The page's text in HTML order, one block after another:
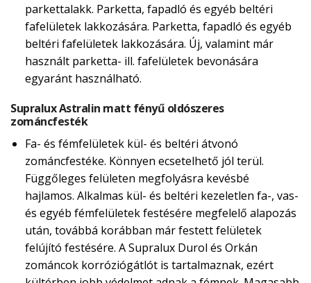
parkettalakk. Parketta, fapadló és egyéb beltéri
fafelületek lakkozására. Parketta, fapadló és egyéb
beltéri fafelületek lakkozására. Új, valamint már
használt parketta- ill. fafelületek bevonására
egyaránt használható.
Supralux Astralin matt fényű oldószeres
zománcfesték
Fa- és fémfelületek kül- és beltéri átvonó
zománcfestéke. Könnyen ecsetelhető jól terül.
Függőleges felületen megfolyásra kevésbé
hajlamos. Alkalmas kül- és beltéri kezeletlen fa-, vas-
és egyéb fémfelületek festésére megfelelő alapozás
után, továbbá korábban már festett felületek
felújító festésére. A Supralux Durol és Orkán
zománcok korróziógátlót is tartalmaznak, ezért